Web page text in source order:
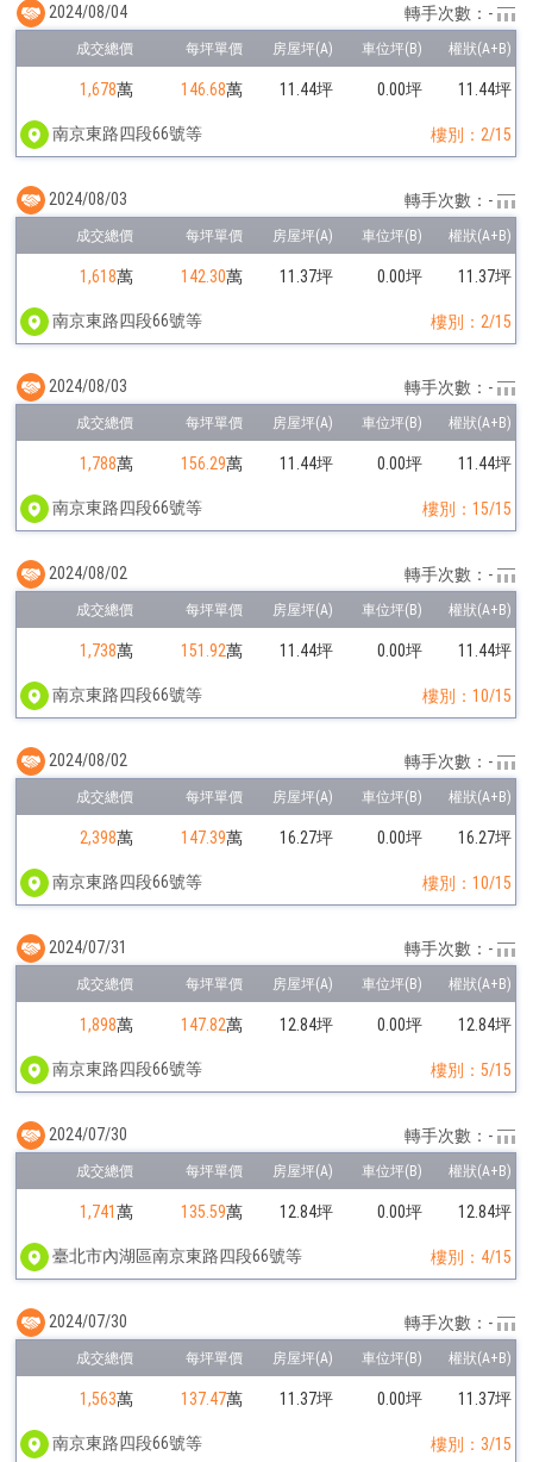
1,678萬 146.68萬 11.44坪 0.00坪 11.44坪
南京東路四段66號等 樓別：2/15
2024/08/04 轉手次數：-
1,618萬 142.30萬 11.37坪 0.00坪 11.37坪
南京東路四段66號等 樓別：2/15
2024/08/03 轉手次數：-
1,788萬 156.29萬 11.44坪 0.00坪 11.44坪
南京東路四段66號等 樓別：15/15
2024/08/03 轉手次數：-
1,738萬 151.92萬 11.44坪 0.00坪 11.44坪
南京東路四段66號等 樓別：10/15
2024/08/02 轉手次數：-
2,398萬 147.39萬 16.27坪 0.00坪 16.27坪
南京東路四段66號等 樓別：10/15
2024/08/02 轉手次數：-
1,898萬 147.82萬 12.84坪 0.00坪 12.84坪
南京東路四段66號等 樓別：5/15
2024/07/31 轉手次數：-
1,741萬 135.59萬 12.84坪 0.00坪 12.84坪
臺北市內湖區南京東路四段66號等 樓別：4/15
2024/07/30 轉手次數：-
1,563萬 137.47萬 11.37坪 0.00坪 11.37坪
南京東路四段66號等 樓別：3/15
2024/07/30 轉手次數：-